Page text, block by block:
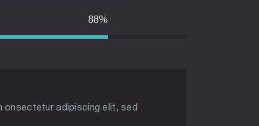
88%
onsectetur adipiscing elit, sed